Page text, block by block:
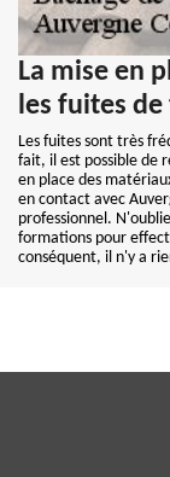
La mise en
les fuites
Les fuites sont très
fait, il est possible de
en place des
en contact avec
professionnel.
formations pour
conséquent, il n'y a